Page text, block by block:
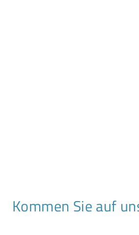
Kommen Sie auf